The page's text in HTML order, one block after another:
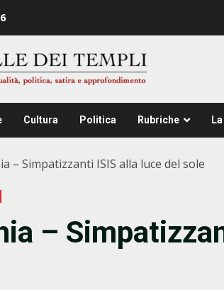
Cultura Politica Rubriche
– Simpatizzanti ISIS alla luce del sole
–